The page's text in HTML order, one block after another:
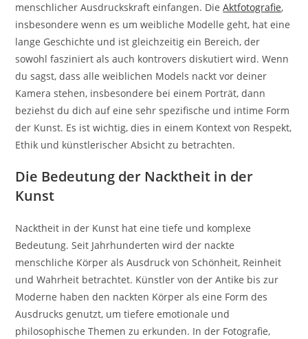
menschlicher Ausdruckskraft einfangen. DieAktfotografie,
insbesondere wenn es um weibliche Modelle geht, hat eine
lange Geschichte und ist gleichzeitig ein Bereich, der
sowohl fasziniert als auch kontrovers diskutiert wird. Wenn
du sagst, dass alle weiblichen Models nackt vor deiner
Kamera stehen, insbesondere bei einem Porträt, dann
beziehst du dich auf eine sehr spezifische und intime Form
der Kunst. Es ist wichtig, dies in einem Kontext von Respekt,
Ethik und künstlerischer Absicht zu betrachten.
Die Bedeutung der Nacktheit in der
Kunst
Nacktheit in der Kunst hat eine tiefe und komplexe
Bedeutung. Seit Jahrhunderten wird der nackte
menschliche Körper als Ausdruck von Schönheit, Reinheit
und Wahrheit betrachtet. Künstler von der Antike bis zur
Moderne haben den nackten Körper als eine Form des
Ausdrucks genutzt, um tiefere emotionale und
philosophische Themen zu erkunden. In der Fotografie,